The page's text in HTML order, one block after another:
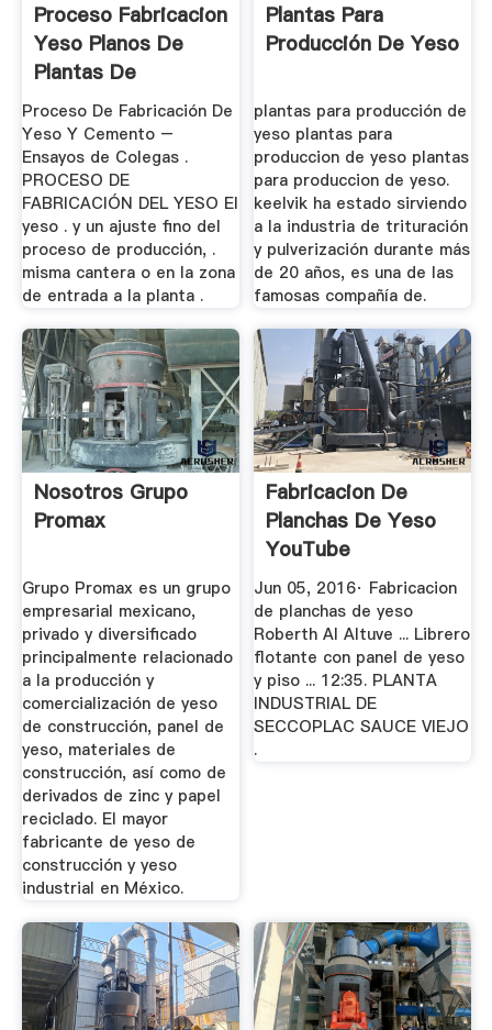
Proceso Fabricacion
Yeso Planos De
Plantas De
Produccion ...
Proceso De Fabricación De
Yeso Y Cemento –
Ensayos de Colegas .
PROCESO DE
FABRICACIÓN DEL YESO El
yeso . y un ajuste fino del
proceso de producción, .
misma cantera o en la zona
de entrada a la planta .
Plantas Para
Producción De Yeso
plantas para producción de
yeso plantas para
produccion de yeso plantas
para produccion de yeso.
keelvik ha estado sirviendo
a la industria de trituración
y pulverización durante más
de 20 años, es una de las
famosas compañía de.
Nosotros Grupo
Promax
Grupo Promax es un grupo
empresarial mexicano,
privado y diversificado
principalmente relacionado
a la producción y
comercialización de yeso
de construcción, panel de
yeso, materiales de
construcción, así como de
derivados de zinc y papel
reciclado. El mayor
fabricante de yeso de
construcción y yeso
industrial en México.
Fabricacion De
Planchas De Yeso
YouTube
Jun 05, 2016· Fabricacion
de planchas de yeso
Roberth Al Altuve ... Librero
flotante con panel de yeso
y piso ... 12:35. PLANTA
INDUSTRIAL DE
SECCOPLAC SAUCE VIEJO
.